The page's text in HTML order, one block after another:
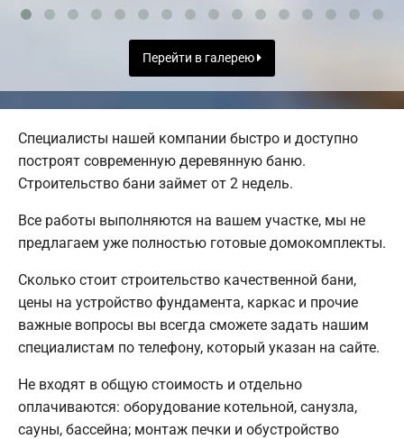
Перейти в галерею
Специалисты нашей компании быстро и доступно
построят современную деревянную баню.
Строительство бани займет от 2 недель.
Все работы выполняются на вашем участке, мы не
предлагаем уже полностью готовые домокомплекты.
Сколько стоит строительство качественной бани,
цены на устройство фундамента, каркас и прочие
важные вопросы вы всегда сможете задать нашим
специалистам по телефону, который указан на сайте.
Не входят в общую стоимость и отдельно
оплачиваются: оборудование котельной, санузла,
сауны, бассейна; монтаж печки и обустройство